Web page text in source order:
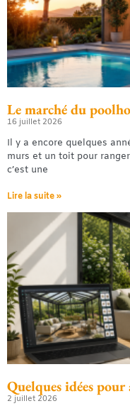
Le marché du
16 juillet 2026
Il y a encore quelques
murs et un toit pour
c’est une
Lire la suite »
Quelques idées
2 juillet 2026